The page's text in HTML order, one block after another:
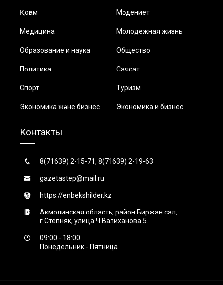
Қоғам Мәдениет
Медицина Молодежная жизнь
Образование и наука Общество
Политика Саясат
Спорт Туризм
Экономика және бизнес Экономика и бизнес
Контакты
8(71639) 2-15-71, 8(71639) 2-19-63
gazetastep@mail.ru
https://enbekshilder.kz
Акмолинская область, район Биржан сал,
г.Степняк, улица Ч.Валиханова 5.
09:00 - 18:00
Понедельник - Пятница